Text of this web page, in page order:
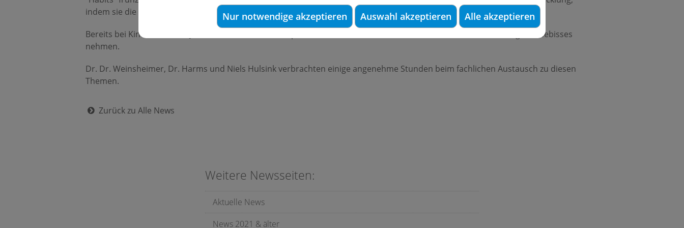
Nur notwendige akzeptieren Auswahl akzeptieren Alle akzeptieren
indem sie die Zunge in die richtige Position bringen und die Art des Schluckens korrigieren.
Bereits bei Kindern ab drei Jahren können kieferorthopädische Geräte wie die Trainer Einfluss auf die Entwicklung des Gebisses
nehmen.
Dr. Dr. Weinsheimer, Dr. Harms und Niels Hulsink verbrachten einige angenehme Stunden beim fachlichen Austausch zu diesen
Themen.
Zurück zu Alle News
Weitere Newsseiten:
Aktuelle News
News 2021 & älter